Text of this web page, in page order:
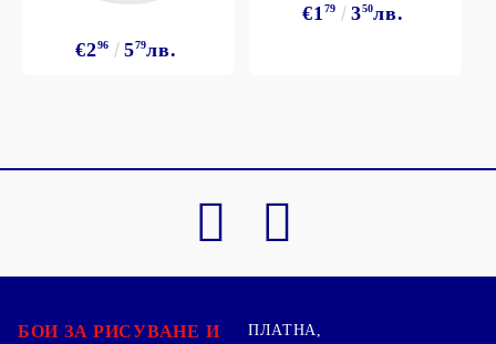
€296 579лв.
€1 79 350лв.
БОИ ЗА РИСУВАНЕ И
ПЛАТНА,